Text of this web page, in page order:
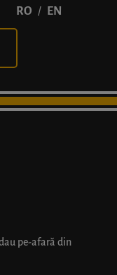
RO / EN
pe-afară din